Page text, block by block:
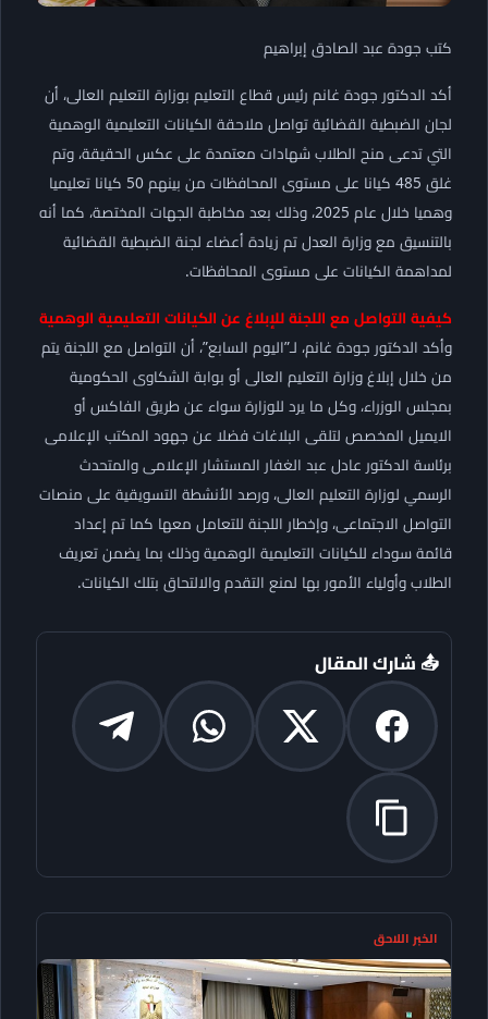
كتب جودة عبد الصادق إبراهيم
أكد الدكتور جودة غانم رئيس قطاع التعليم بوزارة التعليم العالى، أن
لجان الضبطية القضائية تواصل ملاحقة الكيانات التعليمية الوهمية
التي تدعى منح الطلاب شهادات معتمدة على عكس الحقيقة، وتم
غلق 485 كيانا على مستوى المحافظات من بينهم 50 كيانا تعليميا
وهميا خلال عام 2025، وذلك بعد مخاطبة الجهات المختصة، كما أنه
بالتنسيق مع وزارة العدل تم زيادة أعضاء لجنة الضبطية القضائية
لمداهمة الكيانات على مستوى المحافظات.
كيفية التواصل مع اللجنة للإبلاغ عن الكيانات التعليمية الوهمية
وأكد الدكتور جودة غانم، لـ”اليوم السابع”، أن التواصل مع اللجنة يتم
من خلال إبلاغ وزارة التعليم العالى أو بوابة الشكاوى الحكومية
بمجلس الوزراء، وكل ما يرد للوزارة سواء عن طريق الفاكس أو
الايميل المخصص لتلقى البلاغات فضلا عن جهود المكتب الإعلامى
برئاسة الدكتور عادل عبد الغفار المستشار الإعلامى والمتحدث
الرسمي لوزارة التعليم العالى، ورصد الأنشطة التسويقية على منصات
التواصل الاجتماعى، وإخطار اللجنة للتعامل معها كما تم إعداد
قائمة سوداء للكيانات التعليمية الوهمية وذلك بما يضمن تعريف
الطلاب وأولياء الأمور بها لمنع التقدم والالتحاق بتلك الكيانات.
📤 شارك المقال
الخبر اللاحق